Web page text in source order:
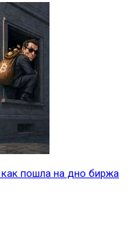
пошла на дно биржа